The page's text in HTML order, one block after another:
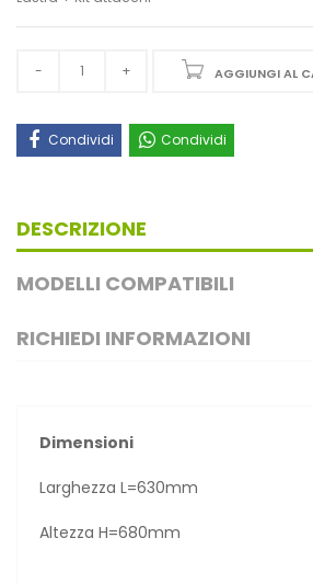
AGGIUNGI AL
Condividi Condividi
DESCRIZIONE
MODELLI COMPATIBILI
RICHIEDI INFORMAZIONI
Dimensioni
Larghezza L=630mm
Altezza H=680mm